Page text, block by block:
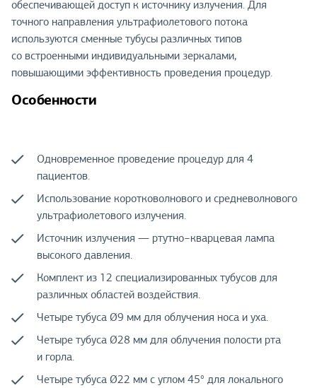
обеспечивающей доступ к источнику излучения. Для
точного направления ультрафиолетового потока
используются сменные тубусы различных типов
со встроенными индивидуальными зеркалами,
повышающими эффективность проведения процедур.
Особенности
Одновременное проведение процедур для 4
пациентов.
Использование коротковолнового и средневолнового
ультрафиолетового излучения.
Источник излучения — ртутно−кварцевая лампа
высокого давления.
Комплект из 12 специализированных тубусов для
различных областей воздействия.
Четыре тубуса Ø9 мм для облучения носа и уха.
Четыре тубуса Ø28 мм для облучения полости рта
и горла.
Четыре тубуса Ø22 мм с углом 45° для локального